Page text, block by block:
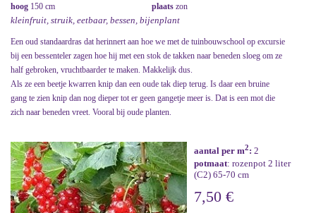
hoog 150 cm plaats zon
kleinfruit, struik, eetbaar, bessen, bijenplant
Een oud standaardras dat herinnert aan hoe we met de tuinbouwschool op excursie
bij een bessenteler zagen hoe hij met een stok de takken naar beneden sloeg om ze
half gebroken, vruchtbaarder te maken. Makkelijk dus.
Als ze een beetje kwarren knip dan een oude tak diep terug. Is daar een bruine
gang te zien knip dan nog dieper tot er geen gangetje meer is. Dat is een mot die
zich naar beneden vreet. Vooral bij oude planten.
aantal per m2: 2
potmaat: rozenpot 2 liter
(C2) 65-70 cm
7,50 €